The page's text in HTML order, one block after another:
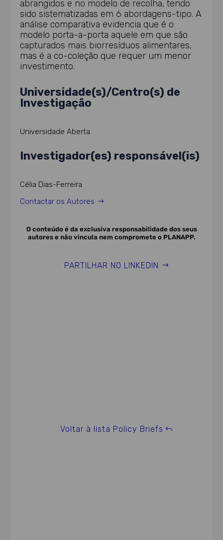
abrangidos e no modelo de recolha, tendo
sido sistematizadas em 6 abordagens-tipo. A
análise comparativa evidencia que é o
modelo porta-a-porta aquele em que são
capturados mais biorresíduos alimentares,
mas é a co-coleção que requer um menor
investimento.
Universidade(s)/Centro(s) de
Investigação
Universidade Aberta
Investigador(es) responsável(is)
Célia Dias-Ferreira
Contactar os Autores
O conteúdo é da exclusiva responsabilidade dos seus
autores e não vincula nem compromete o PLANAPP.
PARTILHAR NO LINKEDIN
Voltar à lista Policy Briefs